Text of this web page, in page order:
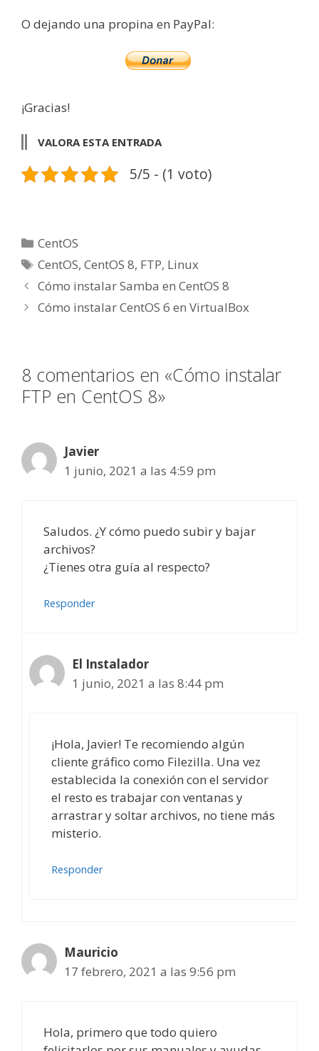
O dejando una propina en PayPal:
¡Gracias!
VALORA ESTA ENTRADA
5/5 - (1 voto)
Categorías
CentOS
Etiquetas
CentOS,CentOS 8, FTP, Linux
Cómo instalar Samba en CentOS 8
Cómo instalar CentOS 6 en VirtualBox
8 comentarios en «Cómo instalar
FTP en CentOS 8»
Javier
1 junio, 2021 a las 4:59 pm
Saludos. ¿Y cómo puedo subir y bajar
archivos?
¿Tienes otra guía al respecto?
Responder
El Instalador
1 junio, 2021 a las 8:44 pm
¡Hola, Javier! Te recomiendo algún
cliente gráfico como Filezilla. Una vez
establecida la conexión con el servidor
el resto es trabajar con ventanas y
arrastrar y soltar archivos, no tiene más
misterio.
Responder
Mauricio
17 febrero, 2021 a las 9:56 pm
Hola, primero que todo quiero